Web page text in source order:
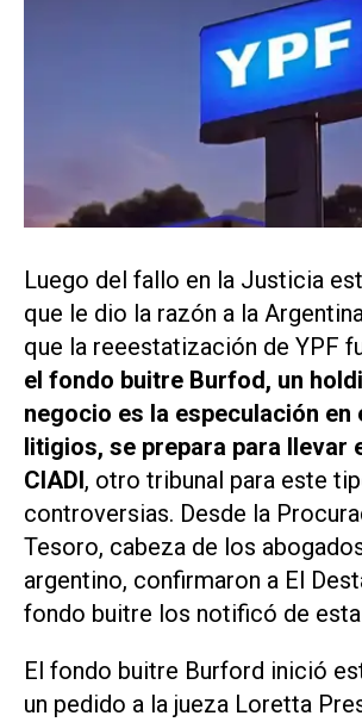
Luego del fallo en la Justicia
que le dio la razón a la
que la reeestatización de YPF
el fondo buitre Burfod, un
negocio es la especulación en
litigios, se prepara para llevar
CIADI, otro tribunal para este
controversias. Desde la
Tesoro, cabeza de los
argentino, confirmaron a El
fondo buitre los notificó de
El fondo buitre Burford inició
un pedido a la jueza Loretta